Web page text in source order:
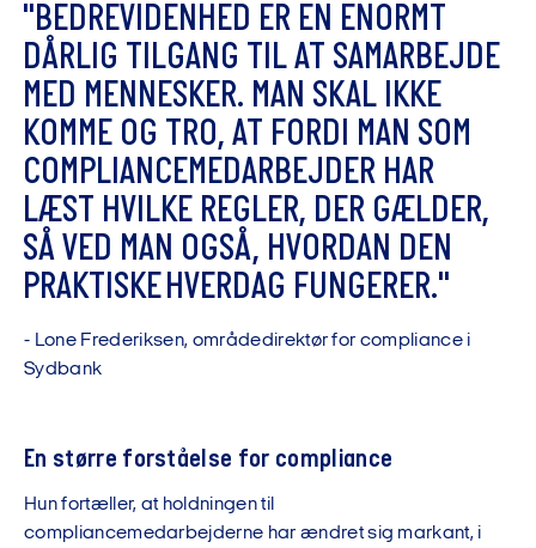
"BEDREVIDENHED ER EN ENORMT
DÅRLIG TILGANG TILAT SAMARBEJDE
MED MENNESKER. MAN SKAL IKKE
KOMME OG TRO, AT FORDI MAN SOM
COMPLIANCEMEDARBEJDER HAR
LÆST HVILKE REGLER, DER GÆLDER,
SÅVED MAN OGSÅ, HVORDAN DEN
PRAKTISKEHVERDAG FUNGERER."
- Lone Frederiksen, områdedirektør for comp iance i
Syd bank
En større forståelse for compliance
Hun fortæller, at holdningen til
compliancemedarbejderne har ændret sig markant, i